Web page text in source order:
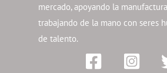
mercado, apoyando la
trabajando de la mano con seres
de talento.